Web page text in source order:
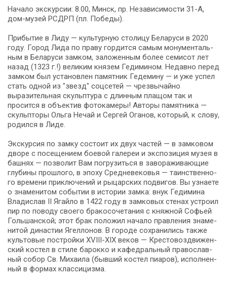
Начало экскурсии: 8.00, Минск, пр. Независимости 31-А,
дом-музей РСДРП (пл. Победы).
При­бы­тие в Ли­ду — культурную сто­ли­цу Бе­ла­ру­си в 2020
го­ду. Город Лида по пра­ву гор­дит­ся са­мым мо­ну­мен­таль­
ным в Бе­ла­ру­си зам­ком, за­ло­жен­ным бо­лее се­ми­сот лет
на­зад (1323 г.!) ве­ли­ким кня­зем Ге­ди­ми­ном. Недавно пе­ред
зам­ком был уста­нов­лен памятник Гедемину — и уже успел
стать одной из "звезд" соцсетей — чрез­вы­чай­но
выразительная скульп­ту­ра с длинным плащом так и
просится в объектив фотокамеры! Авторы па­мят­ни­ка —
скульпторы Ольга Нечай и Сергей Оганов, ко­то­рый, к слову,
ро­дил­ся в Ли­де.
Экскурсия по замку со­сто­ит их двух ча­стей — в замковом
дворе с по­се­ще­ни­ем боевой галереи и экс­по­зи­ция му­зея в
башнях — поз­во­лит Вам по­гру­зить­ся в за­во­ра­жи­ва­ю­щие
глу­би­ны про­шло­го, в эпо­ху Средне­ве­ко­вья — та­ин­ствен­но­
го вре­ме­ни приключений и ры­цар­ских подвигов. Вы узна­е­те
о зна­ме­ни­том со­бы­тии в ис­то­рии зам­ка: внук Гедимина
Вла­ди­слав II Ягай­ло в 1422 го­ду в зам­ко­вых сте­нах устроил
пир по поводу сво­е­го бракосочетания с княж­ной Со­фьей
Голь­шан­ской; этот брак положил на­ча­ло правления зна­ме­
ни­той ди­на­стии Ягел­ло­нов. В го­ро­де со­хра­ни­лись так­же
куль­то­вые постройки ХVIII-XIX ве­ков — Кре­сто­воз­дви­жен­
ский ко­стел в сти­ле ба­рок­ко и ка­фед­раль­ный пра­во­слав­
ный со­бор Св. Ми­ха­и­ла (быв­ший ко­стел пи­а­ров), ис­пол­нен­
ный в фор­мах клас­си­циз­ма.